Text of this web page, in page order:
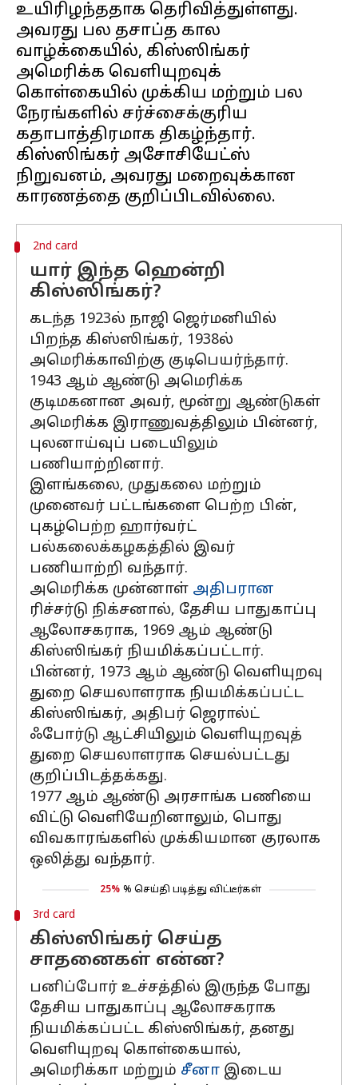
உயிரிழந்ததாக தெரிவித்துள்ளது.
அவரது பல தசாப்த கால
வாழ்க்கையில், கிஸ்ஸிங்கர்
அமெரிக்க வெளியுறவுக்
கொள்கையில் முக்கிய மற்றும் பல
நேரங்களில் சர்ச்சைக்குரிய
கதாபாத்திரமாக திகழ்ந்தார்.
கிஸ்ஸிங்கர் அசோசியேட்ஸ்
நிறுவனம், அவரது மறைவுக்கான
2nd card
யார் இந்த ஹென்றி
கிஸ்ஸிங்கர்?
கடந்த 1923ல் நாஜி ஜெர்மனியில்
பிறந்த கிஸ்ஸிங்கர், 1938ல்
அமெரிக்காவிற்கு குடிபெயர்ந்தார்.
1943 ஆம் ஆண்டு அமெரிக்க
குடிமகனான அவர், மூன்று ஆண்டுகள்
அமெரிக்க இராணுவத்திலும் பின்னர்,
புலனாய்வுப் படையிலும்
பணியாற்றினார்.
இளங்கலை, முதுகலை மற்றும்
முனைவர் பட்டங்களை பெற்ற பின்,
புகழ்பெற்ற ஹார்வர்ட்
பல்கலைக்கழகத்தில் இவர்
பணியாற்றி வந்தார்.
அமெரிக்க முன்னாள் அதிபரான
ரிச்சர்டு நிக்சனால், தேசிய பாதுகாப்பு
ஆலோசகராக, 1969 ஆம் ஆண்டு
கிஸ்ஸிங்கர் நியமிக்கப்பட்டார்.
பின்னர், 1973 ஆம் ஆண்டு வெளியுறவு
துறை செயலாளராக நியமிக்கப்பட்ட
கிஸ்ஸிங்கர், அதிபர் ஜெரால்ட்
ஃபோர்டு ஆட்சியிலும் வெளியுறவுத்
துறை செயலாளராக செயல்பட்டது
குறிப்பிடத்தக்கது.
1977 ஆம் ஆண்டு அரசாங்க பணியை
விட்டு வெளியேறினாலும், பொது
விவகாரங்களில் முக்கியமான குரலாக
ஒலித்து வந்தார்.
25% % செய்தி படித்து விட்டீர்கள்
3rd card
கிஸ்ஸிங்கர் செய்த
சாதனைகள் என்ன?
பனிப்போர் உச்சத்தில் இருந்த போது
தேசிய பாதுகாப்பு ஆலோசகராக
நியமிக்கப்பட்ட கிஸ்ஸிங்கர், தனது
வெளியுறவு கொள்கையால்,
அமெரிக்கா மற்றும் சீனா இடைய